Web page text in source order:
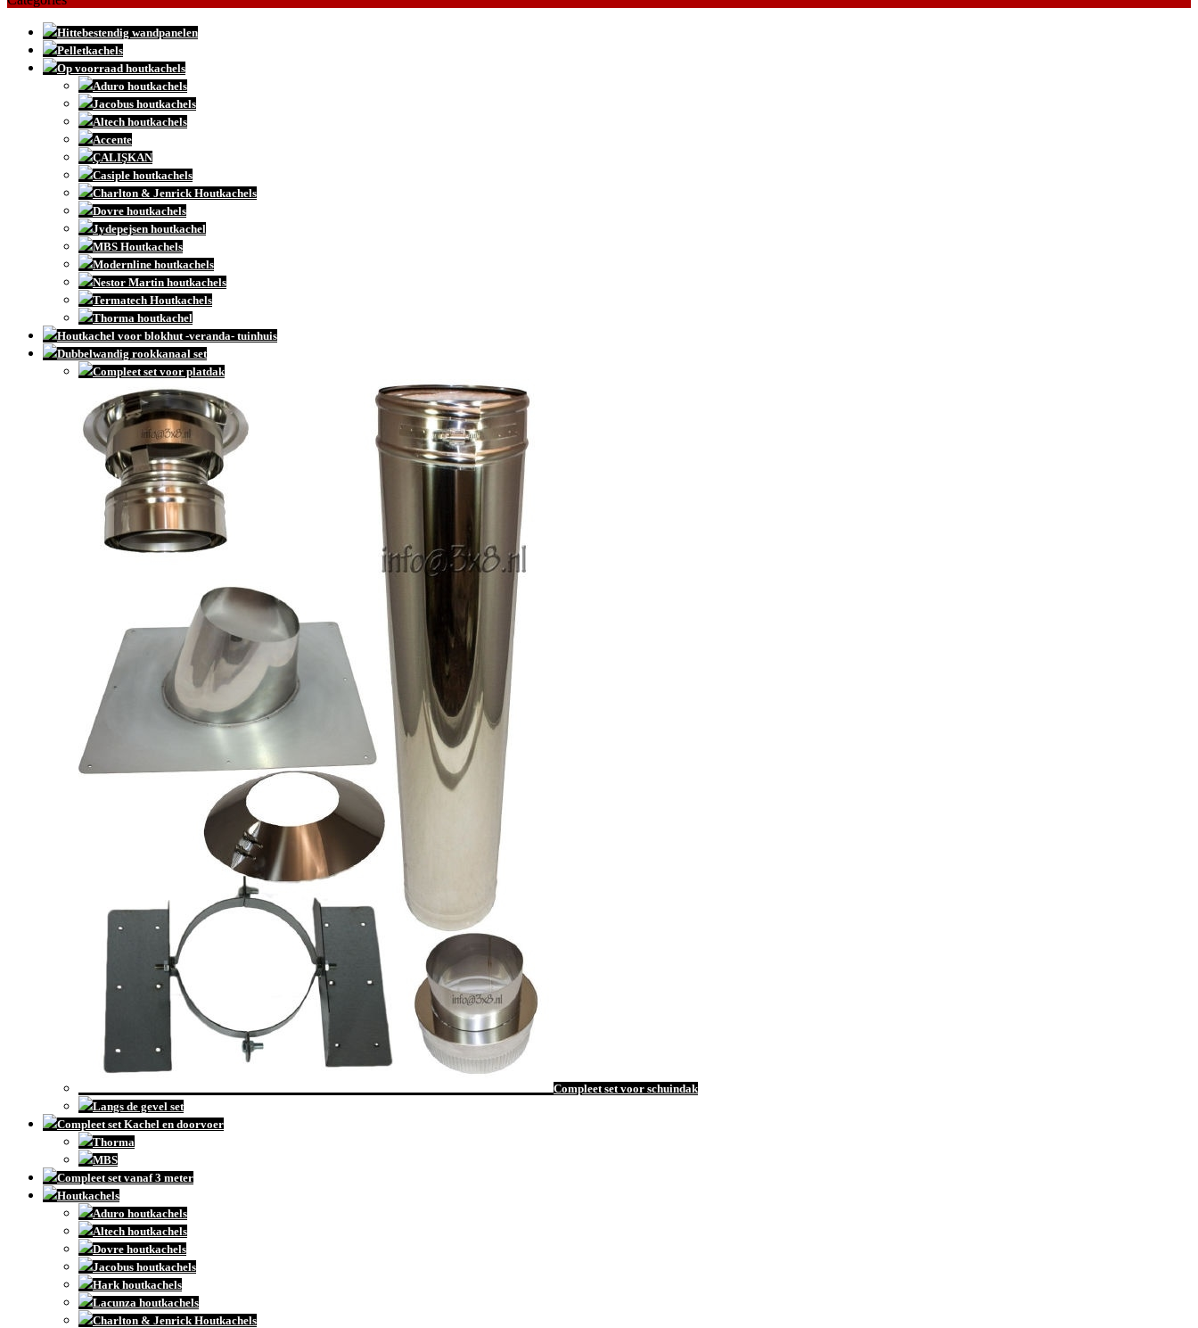
Hittebestendig wandpanelen
Pelletkachels
Op voorraad houtkachels
Aduro houtkachels
Jacobus houtkachels
Altech houtkachels
Accente
ÇALIŞKAN
Casiple houtkachels
Charlton & Jenrick Houtkachels
Dovre houtkachels
Jydepejsen houtkachel
MBS Houtkachels
Modernline houtkachels
Nestor Martin houtkachels
Termatech Houtkachels
Thorma houtkachel
Houtkachel voor blokhut -veranda- tuinhuis
Dubbelwandig rookkanaal set
Compleet set voor platdak
Compleet set voor schuindak
Langs de gevel set
Compleet set Kachel en doorvoer
Thorma
MBS
Compleet set vanaf 3 meter
Houtkachels
Aduro houtkachels
Altech houtkachels
Dovre houtkachels
Jacobus houtkachels
Hark houtkachels
Lacunza houtkachels
Charlton & Jenrick Houtkachels